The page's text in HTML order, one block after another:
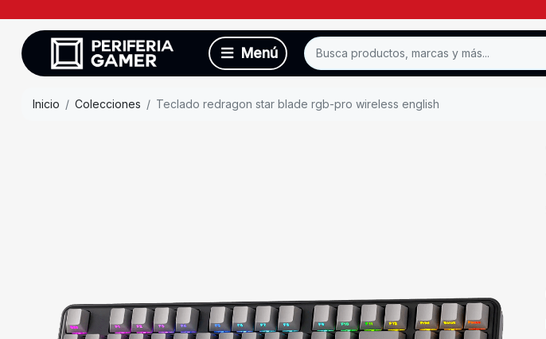
Inicio Colecciones Teclado redragon star blade rgb-pro wireless english